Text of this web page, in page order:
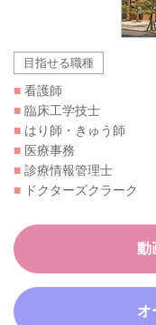
目指せる職種
■ 看護師
■ 臨床工学技士
■ はり師・きゅう師
■ 医療事務
■ 診療情報管理士
■ ドクターズクラーク
動
オ